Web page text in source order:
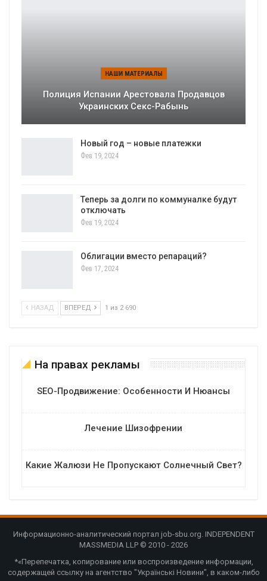
НАШИ МАТЕРИАЛЫ
Полиция Испании Арестовала Продавцов
Украинских Секс-Рабынь
Новый год – новые платежки
Фев 19, 2024
Теперь за долги по коммуналке будут
отключать
Фев 19, 2024
Облигации вместо репараций?
Фев 17, 2024
НАЗАД ВПЕРЕД 1 из 2 690
На правах рекламы
SEO-Продвижение: Особенности И Нюансы
Лечение Шизофрении
Какие Жалюзи Не Пропускают Солнечный Свет?
Информационно-аналитический портал job-sbu.org. INDEPENDENT
MASSMEDIA LLP © 2010 - 2026
*«Перепечатка, копирование или воспроизведение информации,
содержащей ссылку на агентство "Українські Новини", в каком-либо